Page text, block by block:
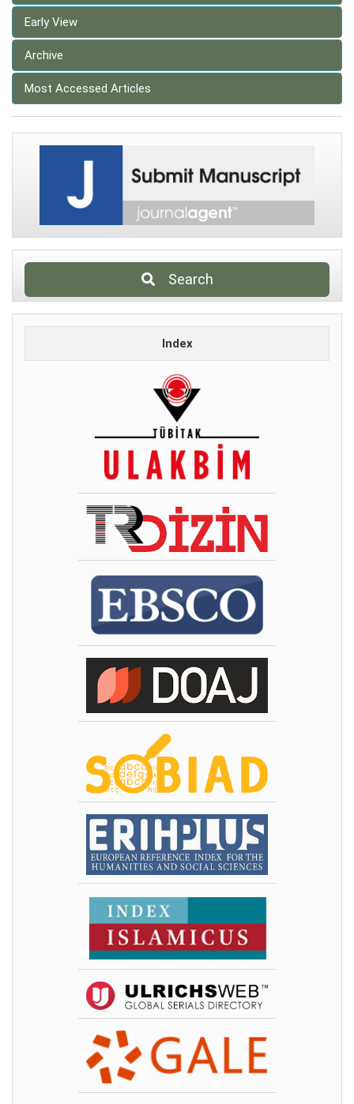
Early View
Archive
Most Accessed Articles
Search
Index